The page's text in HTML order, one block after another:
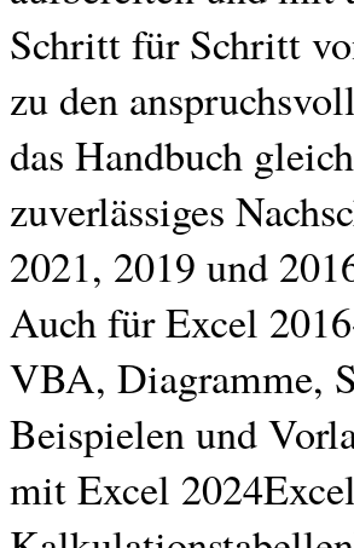
Schritt für Schritt
zu den
das Handbuch
zuverlässiges
2021, 2019 und
Auch für Excel
VBA, Diagramme,
Beispielen und
mit Excel